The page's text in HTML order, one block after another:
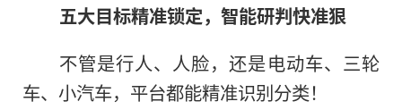
五大目标精准锁定，智能研判快准狠
不管是行人、人脸，还是电动车、三轮
车、小汽车，平台都能精准识别分类！